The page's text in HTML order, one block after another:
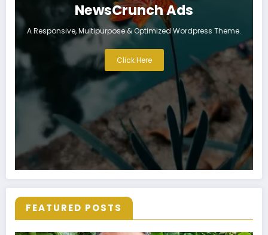
NewsCrunch Ads
A Responsive, Multipurpose & Optimized Wordpress Theme.
Click Here
FEATURED POSTS